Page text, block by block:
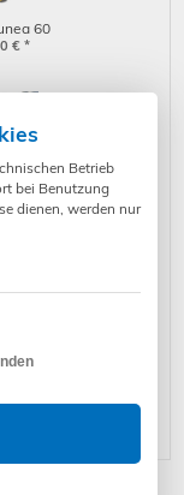
60
Funk-
€ *
60
Funk-
€ *
50
Betrieb
bei Benutzung
dienen, werden nur